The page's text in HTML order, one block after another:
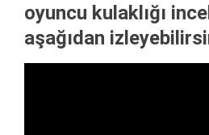
oyuncu kulaklığı
aşağıdan